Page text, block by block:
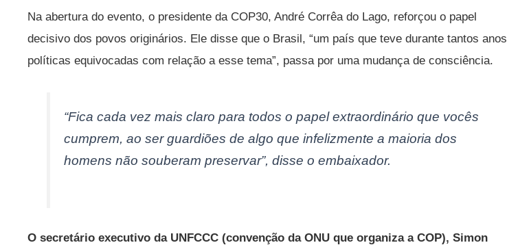
Na abertura do evento, o presidente da COP30, André Corrêa do Lago, reforçou o papel
decisivo dos povos originários. Ele disse que o Brasil, “um país que teve durante tantos anos
políticas equivocadas com relação a esse tema”, passa por uma mudança de consciência.
“Fica cada vez mais claro para todos o papel extraordinário que vocês
cumprem, ao ser guardiões de algo que infelizmente a maioria dos
homens não souberam preservar”, disse o embaixador.
O secretário executivo da UNFCCC (convenção da ONU que organiza a COP), Simon